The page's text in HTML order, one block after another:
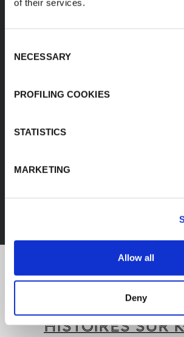
of their services.
Selection
NECESSARY
PROFILING COOKIES
STATISTICS
MARKETING
Allow all
Deny
DÉCOUVREZ TOUS LES
LES
NOUVELLES,
HISTOIRES SUR